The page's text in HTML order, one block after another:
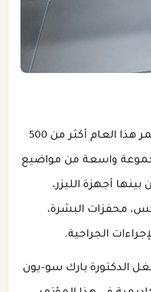
وقد استقطب مؤتمر هذا العام أكثر من 500
واسعة من مواضيع
أجهزة الليزر،
محفزات البشرة،
الجراحية.
2017، تشغل الدكتورة بارك سو-يون